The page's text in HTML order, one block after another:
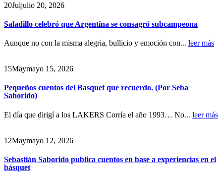
20Juljulio 20, 2026
Saladillo celebró que Argentina se consagró subcampeona
Aunque no con la misma alegría, bullicio y emoción con... leer más
15Maymayo 15, 2026
Pequeños cuentos del Basquet que recuerdo. (Por Seba
Saborido)
El día que dirigí a los LAKERS Corría el año 1993… No... leer más
12Maymayo 12, 2026
Sebastián Saborido publica cuentos en base a experiencias en el
básquet